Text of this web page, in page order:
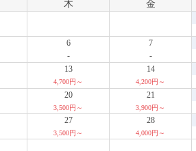
木 金
6
-
7
-
13
4,700円～
14
4,200円～
20
3,500円～
21
3,900円～
27
3,500円～
28
4,000円～